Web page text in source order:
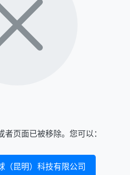
页面已被移除。您可以：
（昆明）科技有限公司